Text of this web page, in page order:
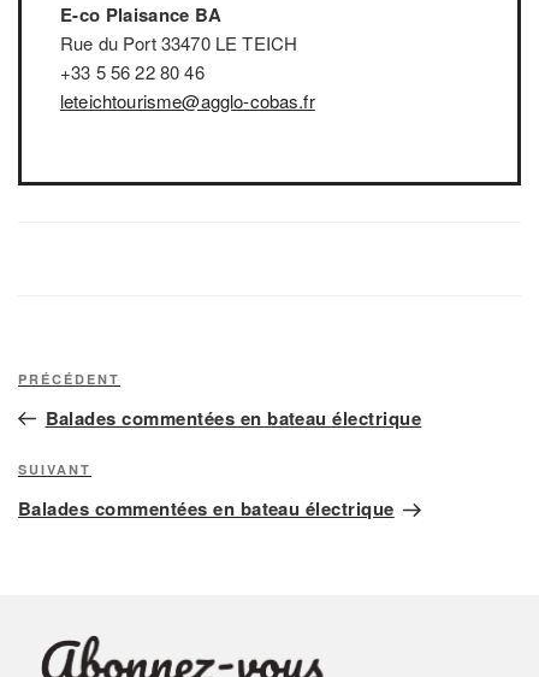
E-co Plaisance BA
Rue du Port 33470 LE TEICH
+33 5 56 22 80 46
leteichtourisme@agglo-cobas.fr
Navigation
l’article
Article
précédent
PRÉCÉDENT
Balades commentées en bateau électrique
Article
suivant
SUIVANT
Balades commentées en bateau électrique